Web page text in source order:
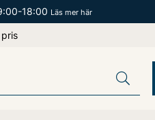
18:00 Läs mer här